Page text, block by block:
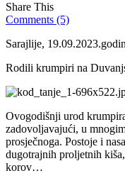
Share This
Comments (5)
Sarajlije,
Rodili krumpiri na
Ovogodišnji urod
zadovoljavajući, u
prosječnoga. Postoje i
dugotrajnih proljetnih
korov…